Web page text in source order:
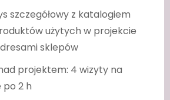
szczegółowy z katalogiem
użytych w projekcie
sklepów
projektem: 4 wizyty na
po 2 h